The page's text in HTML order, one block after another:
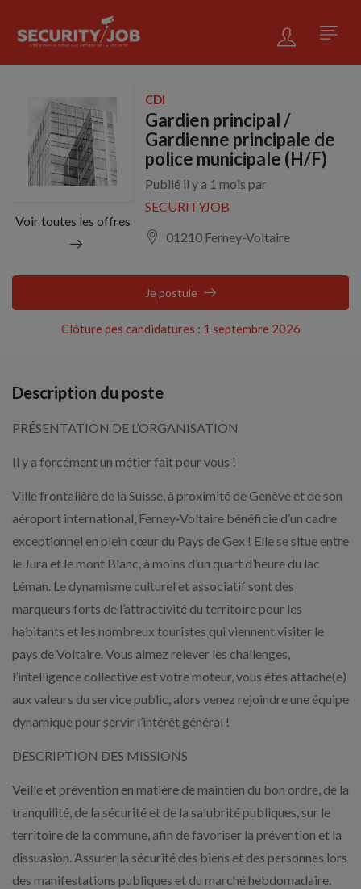
Voir toutes les offres
CDI
Gardien principal /
Gardienne principale de
police municipale (H/F)
Publié il y a 1 mois par
SECURITYJOB
01210 Ferney-Voltaire
Clôture des candidatures : 1 septembre 2026
Je postule
Description du poste
PRÉSENTATION DE L’ORGANISATION
Il y a forcément un métier fait pour vous !
Ville frontalière de la Suisse, à proximité de Genève et de son
aéroport international, Ferney‑Voltaire bénéficie d’un cadre
exceptionnel en plein cœur du Pays de Gex ! Elle se situe entre
le Jura et le mont Blanc, à moins d’un quart d’heure du lac
Léman. Le dynamisme culturel et associatif sont des
marqueurs forts de l’attractivité du territoire pour les
habitants et les nombreux touristes qui viennent visiter le
pays de Voltaire. Vous aimez relever les challenges,
l’intelligence collective est votre moteur, vous êtes attaché(e)
aux valeurs du service public, alors venez rejoindre une équipe
dynamique pour servir l’intérêt général !
DESCRIPTION DES MISSIONS
Veille et prévention en matière de maintien du bon ordre, de la
tranquilité, de la sécurité et de la salubrité publiques, sur le
territoire de la commune, afin de favoriser la prévention et la
dissuasion. Assurer la sécurité des biens et des personnes lors
des manifestations publiques et du marché hebdomadaire.